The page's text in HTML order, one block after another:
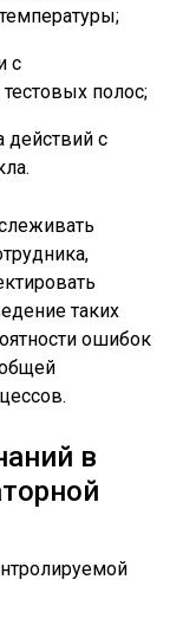
с
полос;
действий с
таких
ошибок
в